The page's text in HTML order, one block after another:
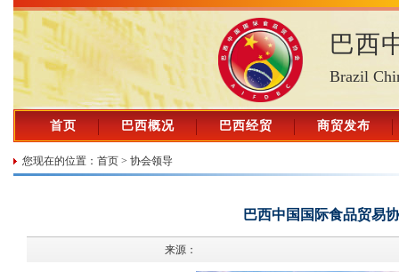
巴西
Brazil
首页 巴西概况 巴西经贸 商贸发布
您现在的位置： 首页 > 协会领导
巴西中国国际食品贸易
来源：